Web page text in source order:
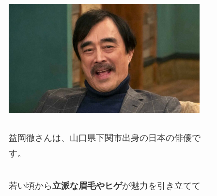
益岡徹さんは、山口県下関市出身の日本の俳優で
す。
若い頃から立派な眉毛やヒゲが魅力を引き立てて